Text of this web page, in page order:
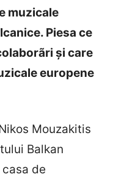
muzicale
Piesa ce
şi care
europene
Mouzakitis
Balkan
de